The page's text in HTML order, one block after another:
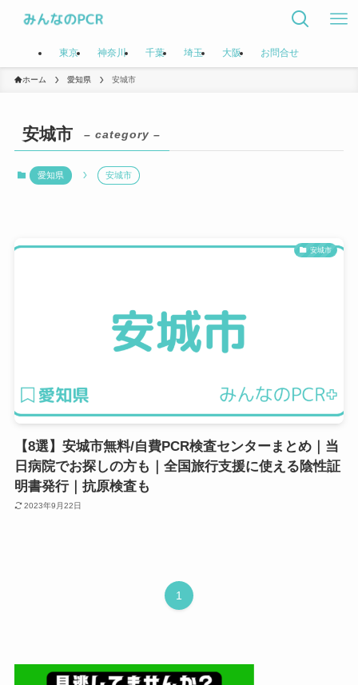
東京 神奈川 千葉 埼玉 大阪 お問合せ
ホーム 愛知県 安城市
安城市 – category –
愛知県 安城市
安城市
【8選】安城市無料/自費PCR検査センターまとめ｜当
日病院でお探しの方も｜全国旅行支援に使える陰性証
明書発行｜抗原検査も
2023年9月22日
1